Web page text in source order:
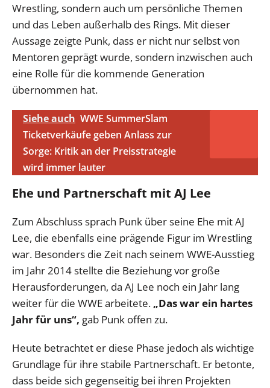
Wrestling, sondern auch um persönliche Themen
und das Leben außerhalb des Rings. Mit dieser
Aussage zeigte Punk, dass er nicht nur selbst von
Mentoren geprägt wurde, sondern inzwischen auch
eine Rolle für die kommende Generation
übernommen hat.
Siehe auch WWE SummerSlam
Ticketverkäufe geben Anlass zur
Sorge: Kritik an der Preisstrategie
wird immer lauter
Ehe und Partnerschaft mit AJ Lee
Zum Abschluss sprach Punk über seine Ehe mit AJ
Lee, die ebenfalls eine prägende Figur im Wrestling
war. Besonders die Zeit nach seinem WWE-Ausstieg
im Jahr 2014 stellte die Beziehung vor große
Herausforderungen, da AJ Lee noch ein Jahr lang
weiter für die WWE arbeitete. „Das war ein hartes
Jahr für uns“, gab Punk offen zu.
Heute betrachtet er diese Phase jedoch als wichtige
Grundlage für ihre stabile Partnerschaft. Er betonte,
dass beide sich gegenseitig bei ihren Projekten